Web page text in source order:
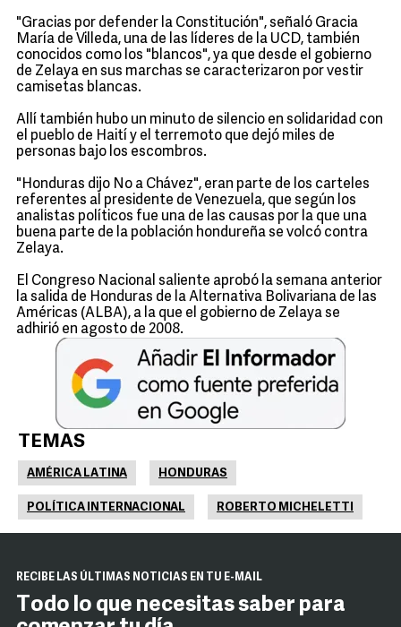
"Gracias por defender la Constitución", señaló Gracia
María de Villeda, una de las líderes de la UCD, también
conocidos como los "blancos", ya que desde el gobierno
de Zelaya en sus marchas se caracterizaron por vestir
camisetas blancas.
Allí también hubo un minuto de silencio en solidaridad con
el pueblo de Haití y el terremoto que dejó miles de
personas bajo los escombros.
"Honduras dijo No a Chávez", eran parte de los carteles
referentes al presidente de Venezuela, que según los
analistas políticos fue una de las causas por la que una
buena parte de la población hondureña se volcó contra
Zelaya.
El Congreso Nacional saliente aprobó la semana anterior
la salida de Honduras de la Alternativa Bolivariana de las
Américas (ALBA), a la que el gobierno de Zelaya se
adhirió en agosto de 2008.
TEMAS
AMÉRICA LATINA HONDURAS
POLÍTICA INTERNACIONAL ROBERTO MICHELETTI
RECIBE LAS ÚLTIMAS NOTICIAS EN TU E-MAIL
Todo lo que necesitas saber para